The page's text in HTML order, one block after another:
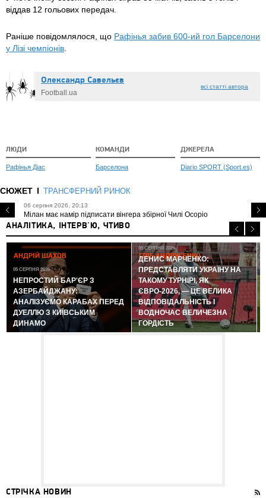
віддав 12 гольових передач.
Раніше повідомлялося, що Рафінья забив 600-ий гол Барселони
у Лізі чемпіонів.
Олександр Caвeльєв
Football.ua
всі статті автора
ЛЮДИ
Рафінья Діас
КОМАНДИ
Барселона
ДЖЕРЕЛА
Diario SPORT (Sport.es)
СЮЖЕТ ТРАНСФЕРНИЙ РИНОК
06 серпня 2026, 20:13
Мілан має намір підписати вінгера збірної Чилі Осоріо
АНАЛІТИКА, ІНТЕРВ'Ю, ЧТИВО
АНДРІЙ ШАХОВ
05 СЕРПНЯ 2026
НЕПРОСТИЙ БАР'ЄР З
АЗЕРБАЙДЖАНУ:
АНАЛІЗУЄМО КАРАБАХ ПЕРЕД
ДУЕЛЛЮ З КИЇВСЬКИМ
ДИНАМО
ГЛІБ АНДРУСЕНКО
05 СЕРПНЯ 2026
ДЕНИС МАРЧЕНКО:
ПРЕДСТАВЛЯТИ УКРАЇНУ НА
ТАКОМУ ТУРНІРІ, ЯК
ЄВРО-2026, — ЦЕ ВЕЛИКА
ВІДПОВІДАЛЬНІСТЬ І
ВОДНОЧАС ВЕЛИЧЕЗНА
ГОРДІСТЬ
СТРІЧКА НОВИН